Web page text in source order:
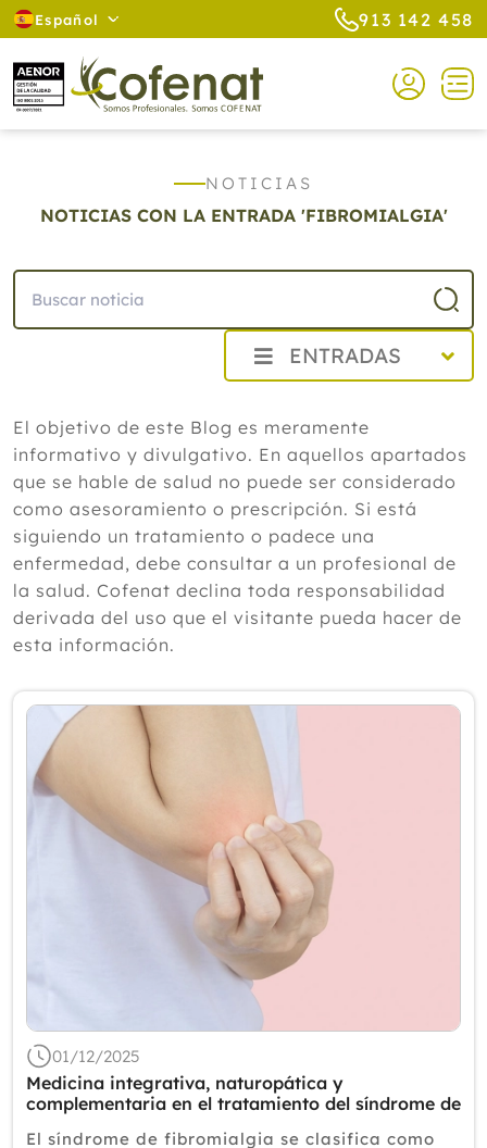
Español 913 142 458
NOTICIAS
NOTICIAS CON LA ENTRADA 'FIBROMIALGIA'
ENTRADAS
Agosto
Cistitis en verano: cinco remedios
naturales para aliviar los síntomas,
según un experto
Julio
Junio
Mayo
Marzo
Enero
2025
2024
2023
2022
2016
2015
El objetivo de este Blog es meramente
informativo y divulgativo. En aquellos apartados
que se hable de salud no puede ser considerado
como asesoramiento o prescripción. Si está
siguiendo un tratamiento o padece una
enfermedad, debe consultar a un profesional de
la salud. Cofenat declina toda responsabilidad
derivada del uso que el visitante pueda hacer de
esta información.
01/12/2025
Medicina integrativa, naturopática y
complementaria en el tratamiento del síndrome de
El síndrome de fibromialgia se clasifica como